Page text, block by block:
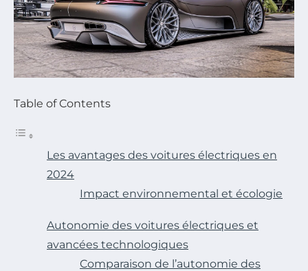
Table of Contents
Les avantages des voitures électriques en
2024
Impact environnemental et écologie
Autonomie des voitures électriques et
avancées technologiques
Comparaison de l’autonomie des